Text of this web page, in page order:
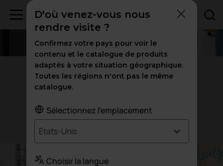
Tables d'appoint Bend
D'où venez-vous nous
rendre visite ?
Confirmez votre pays pour voir le
contenu et le catalogue de produits
adaptés à votre situation géographique.
Toutes les régions n'ont pas le même
catalogue.
Sélectionnez l'emplacement
États-Unis
Choisir la langue